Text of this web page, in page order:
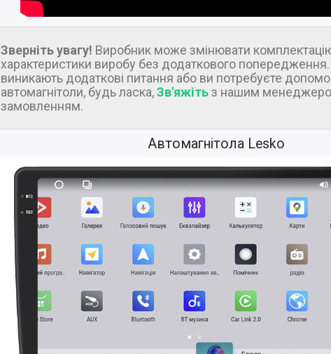
Зверніть увагу! Виробник може змінювати
характеристики виробу без додаткового
виникають додаткові питання або ви потребуєте
автомагнітоли, будь ласка,Зв'яжітьз нашим
замовленням.
Автомагнітола Lesko